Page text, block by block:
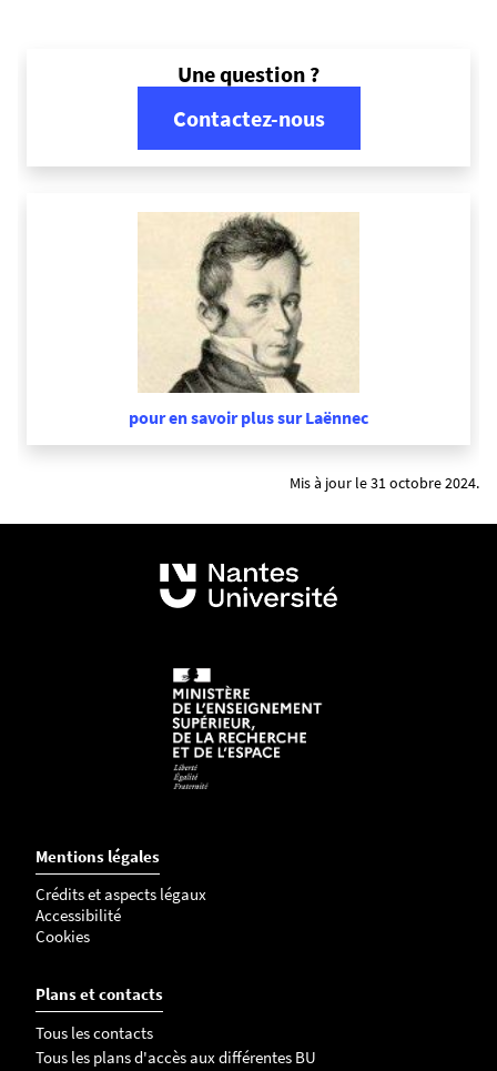
Une question ?
Contactez-nous
pour en savoir plus sur Laënnec
Mis à jour le 31 octobre 2024.
Mentions légales
Crédits et aspects légaux
Accessibilité
Cookies
Plans et contacts
Tous les contacts
Tous les plans d'accès aux différentes BU